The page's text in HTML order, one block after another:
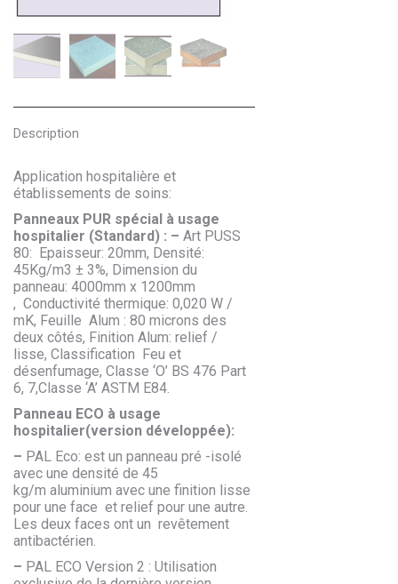
Description
Application hospitalière et
établissements de soins:
Panneaux PUR spécial à usage
hospitalier (Standard) : – Art PUSS
80: Epaisseur: 20mm, Densité:
45Kg/m3 ± 3%, Dimension du
panneau: 4000mm x 1200mm
, Conductivité thermique: 0,020 W /
mK, Feuille Alum : 80 microns des
deux côtés, Finition Alum: relief /
lisse, Classification Feu et
désenfumage, Classe ‘O’ BS 476 Part
6, 7,Classe ‘A’ ASTM E84.
Panneau ECO à usage
hospitalier(version développée):
– PAL Eco: est un panneau pré -isolé
avec une densité de 45
kg/m aluminium avec une finition lisse
pour une face et relief pour une autre.
Les deux faces ont un revêtement
antibactérien.
– PAL ECO Version 2 : Utilisation